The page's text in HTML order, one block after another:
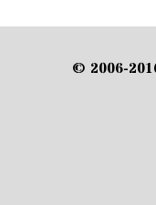
© 2006-